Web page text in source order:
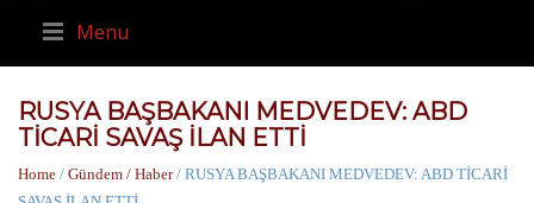
Menu
RUSYA BAŞBAKANI MEDVEDEV: ABD
TİCARİ SAVAŞ İLAN ETTİ
Home / Gündem / Haber/ RUSYA BAŞBAKANI MEDVEDEV: ABD TİCARİ